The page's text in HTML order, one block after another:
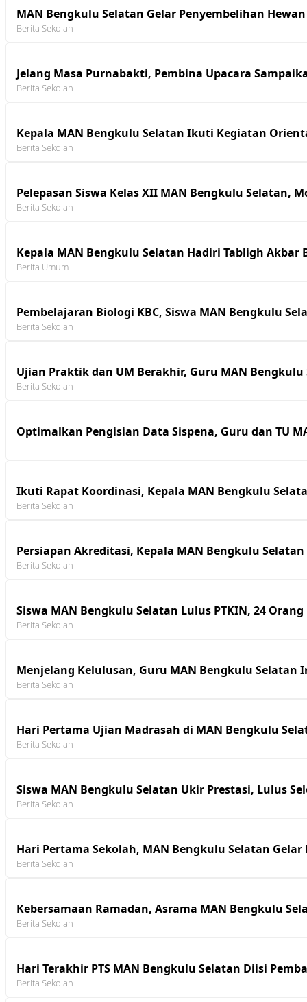
MAN Bengkulu Selatan Gelar Penyembelihan
Berita Sekolah
Jelang Masa Purnabakti, Pembina Upacara
Berita Sekolah
Kepala MAN Bengkulu Selatan Ikuti Kegiatan
Berita Sekolah
Pelepasan Siswa Kelas XII MAN Bengkulu Selatan,
Berita Sekolah
Kepala MAN Bengkulu Selatan Hadiri Tabligh
Berita Umum
Pembelajaran Biologi KBC, Siswa MAN Bengkulu
Berita Sekolah
Ujian Praktik dan UM Berakhir, Guru MAN
Berita Sekolah
Optimalkan Pengisian Data Sispena, Guru dan TU
Ikuti Rapat Koordinasi, Kepala MAN Bengkulu
Berita Sekolah
Persiapan Akreditasi, Kepala MAN Bengkulu
Berita Sekolah
Siswa MAN Bengkulu Selatan Lulus PTKIN, 24
Berita Sekolah
Menjelang Kelulusan, Guru MAN Bengkulu Selatan
Berita Sekolah
Hari Pertama Ujian Madrasah di MAN Bengkulu
Berita Sekolah
Siswa MAN Bengkulu Selatan Ukir Prestasi, Lulus
Berita Sekolah
Hari Pertama Sekolah, MAN Bengkulu Selatan
Berita Sekolah
Kebersamaan Ramadan, Asrama MAN Bengkulu
Berita Sekolah
Hari Terakhir PTS MAN Bengkulu Selatan Diisi
Berita Sekolah